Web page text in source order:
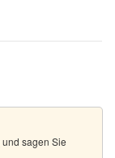
und sagen Sie